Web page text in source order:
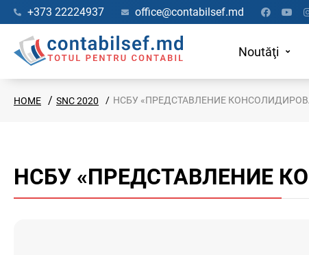
+373 22224937 office@contabilsef.md
Noutăţi
HOME SNC 2020 НСБУ «ПРЕДСТАВЛЕНИЕ
НСБУ «ПРЕДСТАВЛЕНИЕ